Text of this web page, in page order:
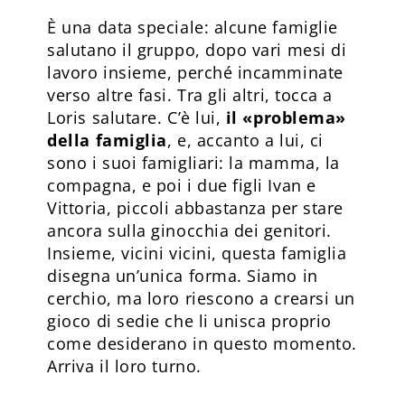
È una data speciale: alcune famiglie
salutano il gruppo, dopo vari mesi di
lavoro insieme, perché incamminate
verso altre fasi. Tra gli altri, tocca a
Loris salutare. C’è lui, il «problema»
della famiglia, e, accanto a lui, ci
sono i suoi famigliari: la mamma, la
compagna, e poi i due figli Ivan e
Vittoria, piccoli abbastanza per stare
ancora sulla ginocchia dei genitori.
Insieme, vicini vicini, questa famiglia
disegna un’unica forma. Siamo in
cerchio, ma loro riescono a crear­si un
gioco di sedie che li unisca proprio
come desiderano in questo momento.
Arriva il loro turno.